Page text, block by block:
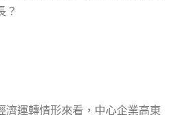
？
濟運轉情形來看，中心企業高東